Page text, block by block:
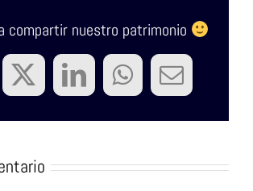
compartir nuestro patrimonio
TwitterLinkedInWhatsApp
Correo